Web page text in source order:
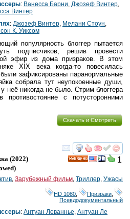
: Ванесса Барни, Джозеф Винтер,
Винтер
: Джозеф Винтер, Мелани Стоун,
К. Уиксом
популярность блоггер пытается
подписчиков, решив провести
эфир из дома призраков. В этом
XIX века когда-то повесилась
зафиксированы паранормальные
собрала тут неупокоенные души,
неё никогда не было. Стрим блоггера
с потусторонними
Скачать и Смотреть
смотреть
1
(2022)
)
, Зарубежный фильм, Триллер, Ужасы
HD 1080 Призраки
Псевдодокументальный
: Антуан Леваннье, Антуан Ле